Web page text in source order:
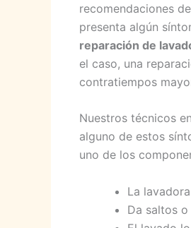
recomendaciones
presenta algún
reparación de
el caso, una
contratiempos
Nuestros técnicos
alguno de estos
uno de los
La
Da saltos